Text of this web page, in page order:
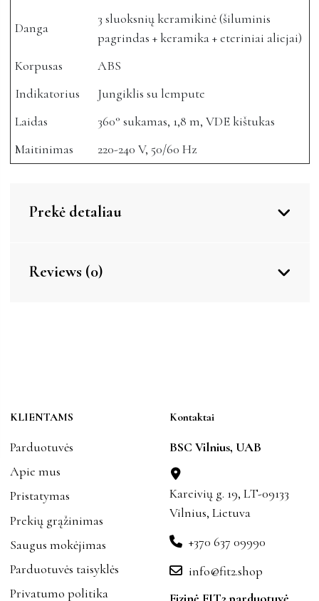
Danga
3 sluoksnių keramikinė (šiluminis
pagrindas + keramika + eteriniai aliejai)
Korpusas
ABS
Indikatorius
Jungiklis su lempute
Laidas
360° sukamas, 1,8 m, VDE kištukas
Maitinimas
220-240 V, 50/60 Hz
Prekė detaliau
Reviews (0)
KLIENTAMS
Parduotuvės
Apie mus
Pristatymas
Prekių grąžinimas
Saugus mokėjimas
Parduotuvės taisyklės
Privatumo politika
Kontaktai
BSC Vilnius, UAB
Kareivių g. 19, LT-09133
Vilnius, Lietuva
+370 637 09990
info@fit2.shop